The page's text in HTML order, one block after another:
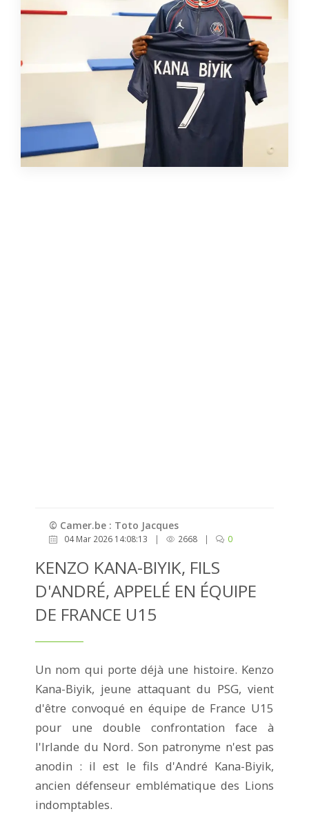
© Camer.be : Toto Jacques
04 Mar 2026 14:08:13 | 2668 | 0
KENZO KANA-BIYIK, FILS
D'ANDRÉ, APPELÉ EN ÉQUIPE
DE FRANCE U15
Un nom qui porte déjà une histoire. Kenzo
Kana-Biyik, jeune attaquant du PSG, vient
d'être convoqué en équipe de France U15
pour une double confrontation face à
l'Irlande du Nord. Son patronyme n'est pas
anodin : il est le fils d'André Kana-Biyik,
ancien défenseur emblématique des Lions
indomptables.